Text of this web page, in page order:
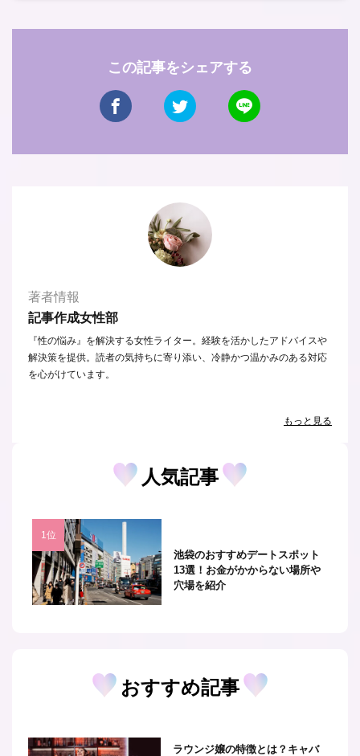
この記事をシェアする
著者情報
記事作成女性部
『性の悩み』を解決する女性ライター。経験を活かしたアドバイスや
解決策を提供。読者の気持ちに寄り添い、冷静かつ温かみのある対応
を心がけています。
もっと見る
人気記事
池袋のおすすめデートスポット
13選！お金がかからない場所や
穴場を紹介
おすすめ記事
ラウンジ嬢の特徴とは？キャバ